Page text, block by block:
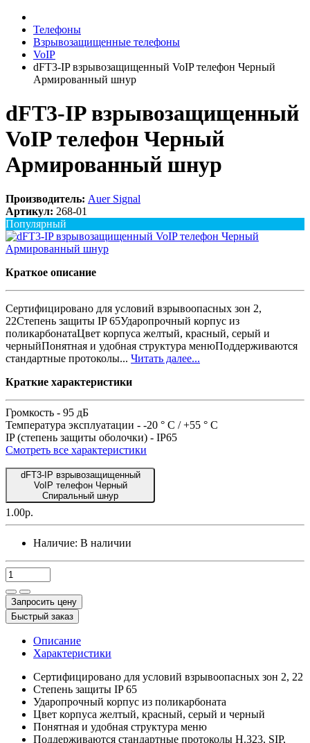
Телефоны
Взрывозащищенные телефоны
VoIP
dFT3-IP взрывозащищенный VoIP телефон Черный
Армированный шнур
dFT3-IP взрывозащищенный
VoIP телефон Черный
Армированный шнур
Производитель: Auer Signal
Артикул: 268-01
Популярный
Краткое описание
Сертифицировано для условий взрывоопасных зон 2,
22Степень защиты IP 65Ударопрочный корпус из
поликарбонатаЦвет корпуса желтый, красный, серый и
черныйПонятная и удобная структура менюПоддерживаются
стандартные протоколы... Читать далее...
Краткие характеристики
Громкость - 95 дБ
Температура эксплуатации - -20 ° C / +55 ° C
IP (степень защиты оболочки) - IP65
Смотреть все характеристики
dFT3-IP взрывозащищенный
VoIP телефон Черный
Спиральный шнур
1.00р.
Наличие: В наличии
Запросить цену
Быстрый заказ
Описание
Характеристики
Сертифицировано для условий взрывоопасных зон 2, 22
Степень защиты IP 65
Ударопрочный корпус из поликарбоната
Цвет корпуса желтый, красный, серый и черный
Понятная и удобная структура меню
Поддерживаются стандартные протоколы H.323, SIP,